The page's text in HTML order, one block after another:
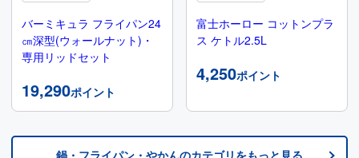
バーミキュラ フライパン24
㎝深型(ウォールナット)・
専用リッドセット
19,290ポイント
富士ホーロー コットンプラ
ス ケトル2.5L
4,250ポイント